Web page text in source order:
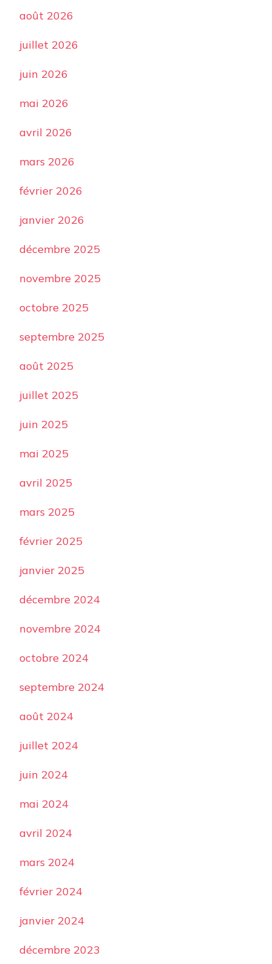
août 2026
juillet 2026
juin 2026
mai 2026
avril 2026
mars 2026
février 2026
janvier 2026
décembre 2025
novembre 2025
octobre 2025
septembre 2025
août 2025
juillet 2025
juin 2025
mai 2025
avril 2025
mars 2025
février 2025
janvier 2025
décembre 2024
novembre 2024
octobre 2024
septembre 2024
août 2024
juillet 2024
juin 2024
mai 2024
avril 2024
mars 2024
février 2024
janvier 2024
décembre 2023